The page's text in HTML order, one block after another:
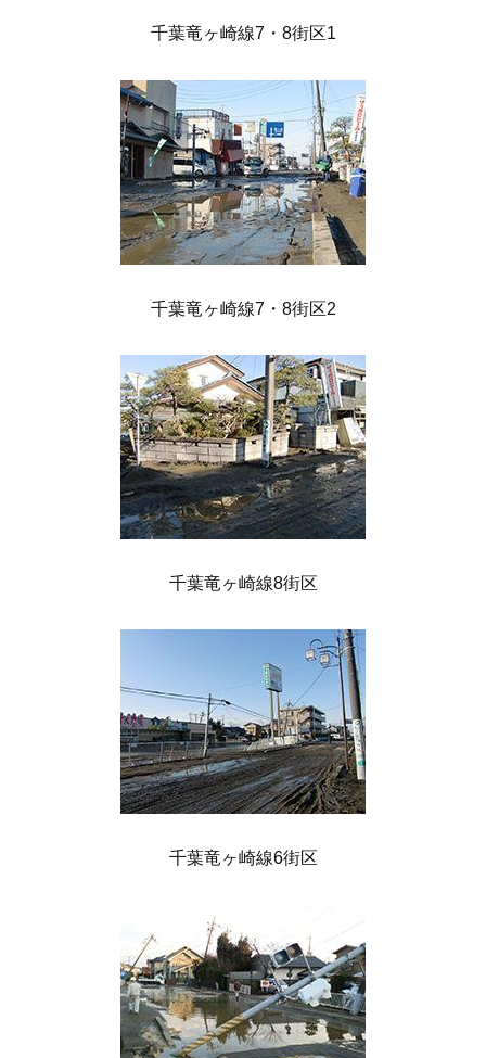
千葉竜ヶ崎線7・8街区1
千葉竜ヶ崎線7・8街区2
千葉竜ヶ崎線8街区
千葉竜ヶ崎線6街区